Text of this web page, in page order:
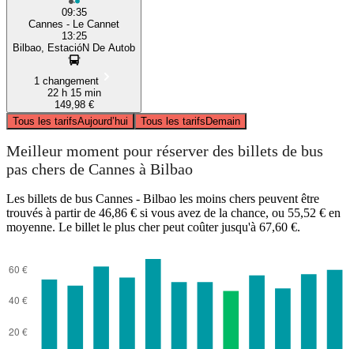
09:35
Cannes - Le Cannet
13:25
Bilbao, EstacióN De Autob
1 changement
22 h 15 min
149,98 €
Tous les tarifsAujourd’hui Tous les tarifsDemain
Meilleur moment pour réserver des billets de bus
pas chers de Cannes à Bilbao
Les billets de bus Cannes - Bilbao les moins chers peuvent être
trouvés à partir de 46,86 € si vous avez de la chance, ou 55,52 € en
moyenne. Le billet le plus cher peut coûter jusqu'à 67,60 €.